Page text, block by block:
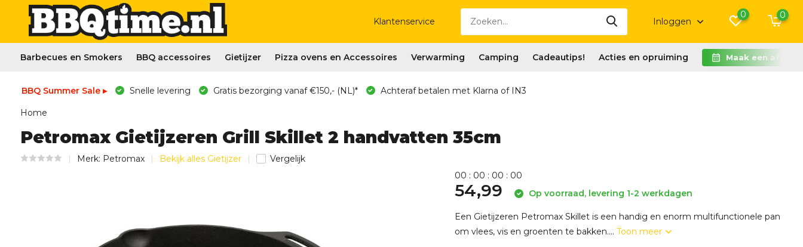
Klantenservice Inloggen
0 0
Barbecues en Smokers BBQ accessoires Gietijzer Pizza ovens en Accessoires Verwarming Camping Cadeautips! Acties en opruiming Maak een
BBQ Summer Sale ▸ Snelle levering Gratis bezorging vanaf €150,- (NL)* Achteraf betalen met Klarna of IN3
Home
Petromax Gietijzeren Grill Skillet 2 handvatten 35cm
Merk: Petromax Bekijk alles Gietijzer Vergelijk
00 : 00 : 00 : 00
54,99 Op voorraad, levering 1-2 werkdagen
Een Gietijzeren Petromax Skillet is een handig en enorm multifunctionele pan
om vlees, vis en groenten te bakken....Toon meer